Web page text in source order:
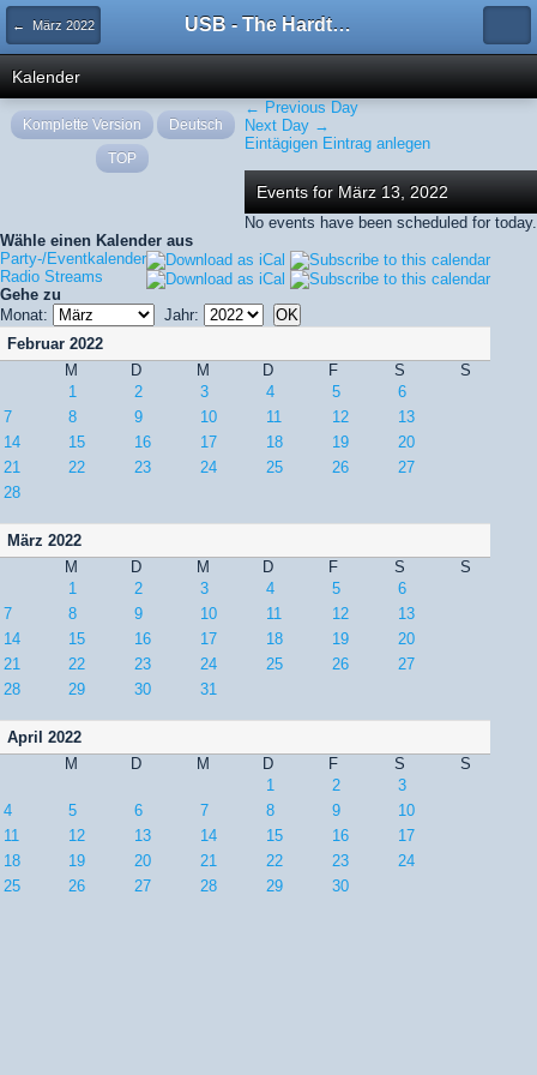
← März 2022 USB - The Hardtechno Family
Kalender
← Previous Day
Next Day →
Eintägigen Eintrag anlegen
Events for März 13, 2022
No events have been scheduled for today.
Wähle einen Kalender aus
Party-/Eventkalender
Radio Streams
Gehe zu
Monat:
Jahr:
Februar 2022
M
D M D F S
S
1
2 3 4 5
6
7
8 9 10 11 12
13
14
15 16 17 18 19
20
21
22 23 24 25 26
27
28
März 2022
M
D M D F S
S
1
2 3 4 5
6
7
8 9 10 11 12
13
14
15 16 17 18 19
20
21
22 23 24 25 26
27
28
29 30 31
April 2022
M
D M D F S
S
1
2
3
4
5 6 7 8 9
10
11
12 13 14 15 16
17
18
19 20 21 22 23
24
25
26 27 28 29 30
Komplette Version
Deutsch
TOP